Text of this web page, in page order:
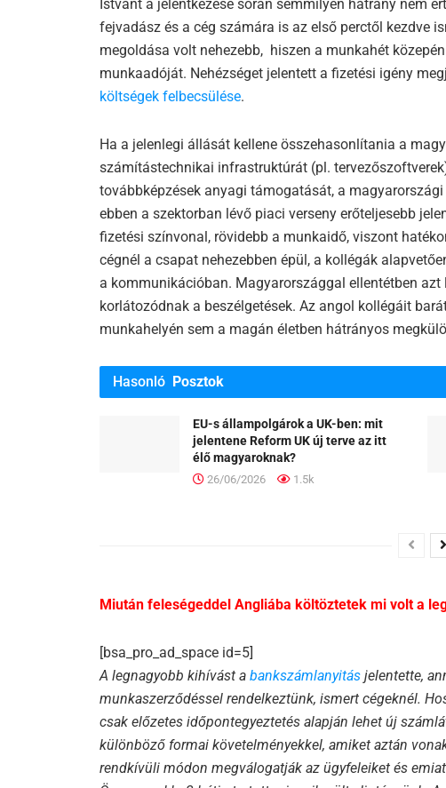
Istvánt a jelentkezése során semmilyen hátrány nem
fejvadász és a cég számára is az első perctől kezdve
megoldása volt nehezebb, hiszen a munkahét
munkaadóját. Nehézséget jelentett a fizetési igény
költségek felbecsülése.
Ha a jelenlegi állását kellene összehasonlítania a
számítástechnikai infrastruktúrát (pl.
továbbképzések anyagi támogatását, a
ebben a szektorban lévő piaci verseny erőteljesebb
fizetési színvonal, rövidebb a munkaidő, viszont
cégnél a csapat nehezebben épül, a kollégák
a kommunikációban. Magyarországgal ellentétben
korlátozódnak a beszélgetések. Az angol kollégáit
munkahelyén sem a magán életben hátrányos
Hasonló Posztok
EU-s állampolgárok a UK-ben: mit
jelentene Reform UK új terve az itt
élő magyaroknak?
26/06/2026 1.5k
Miután feleségeddel Angliába költöztetek mi volt a
[bsa_pro_ad_space id=5]
A legnagyobb kihívást a bankszámlanyitás jelentette,
munkaszerződéssel rendelkeztünk, ismert cégeknél.
csak előzetes időpontegyeztetés alapján lehet új
különböző formai követelményekkel, amiket aztán
rendkívüli módon megválogatják az ügyfeleiket és